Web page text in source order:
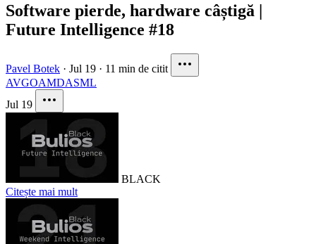
Software pierde, hardware câștigă |
Future Intelligence #18
Pavel Botek · Jul 19 · 11 min de citit
AVGOAMDASML
Jul 19
BLACK
Citește mai mult